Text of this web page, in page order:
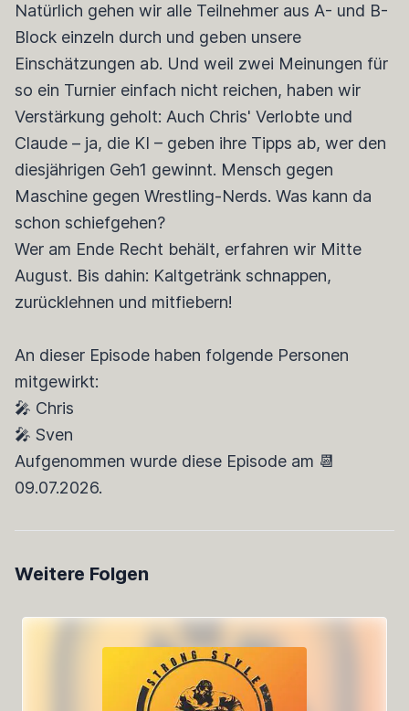
Natürlich gehen wir alle Teilnehmer aus A- und B-
Block einzeln durch und geben unsere
Einschätzungen ab. Und weil zwei Meinungen für
so ein Turnier einfach nicht reichen, haben wir
Verstärkung geholt: Auch Chris' Verlobte und
Claude – ja, die KI – geben ihre Tipps ab, wer den
diesjährigen Geh1 gewinnt. Mensch gegen
Maschine gegen Wrestling-Nerds. Was kann da
schon schiefgehen?
Wer am Ende Recht behält, erfahren wir Mitte
August. Bis dahin: Kaltgetränk schnappen,
zurücklehnen und mitfiebern!
An dieser Episode haben folgende Personen
mitgewirkt:
🎤 Chris
🎤 Sven
Aufgenommen wurde diese Episode am 📆
09.07.2026.
Weitere Folgen